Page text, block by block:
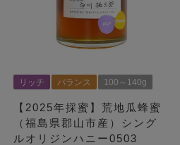
リッチ バランス 100～140g
【2025年採蜜】荒地瓜蜂蜜
（福島県郡山市産）シング
ルオリジンハニー0503